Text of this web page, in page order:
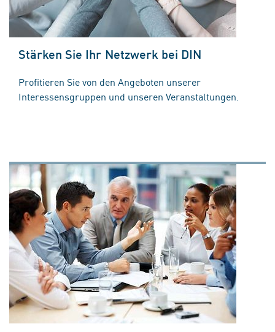
Stärken Sie Ihr Netzwerk bei DIN
Profitieren Sie von den Angeboten unserer
Interessensgruppen und unseren Veranstaltungen.